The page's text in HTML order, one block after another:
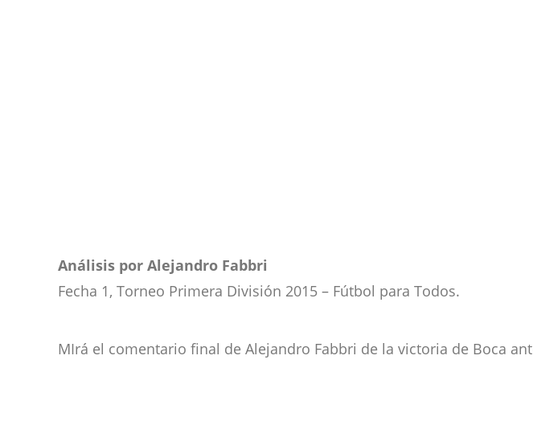
Análisis por Alejandro Fabbri
Fecha 1, Torneo Primera División 2015 – Fútbol para Todos.
MIrá el comentario final de Alejandro Fabbri de la victoria de Boca